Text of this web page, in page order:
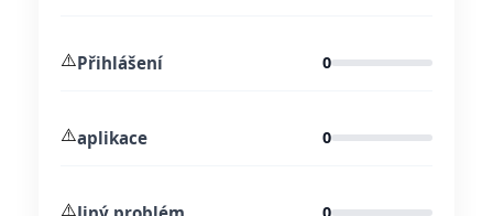
⚠️Přihlášení 0
⚠️aplikace 0
⚠️